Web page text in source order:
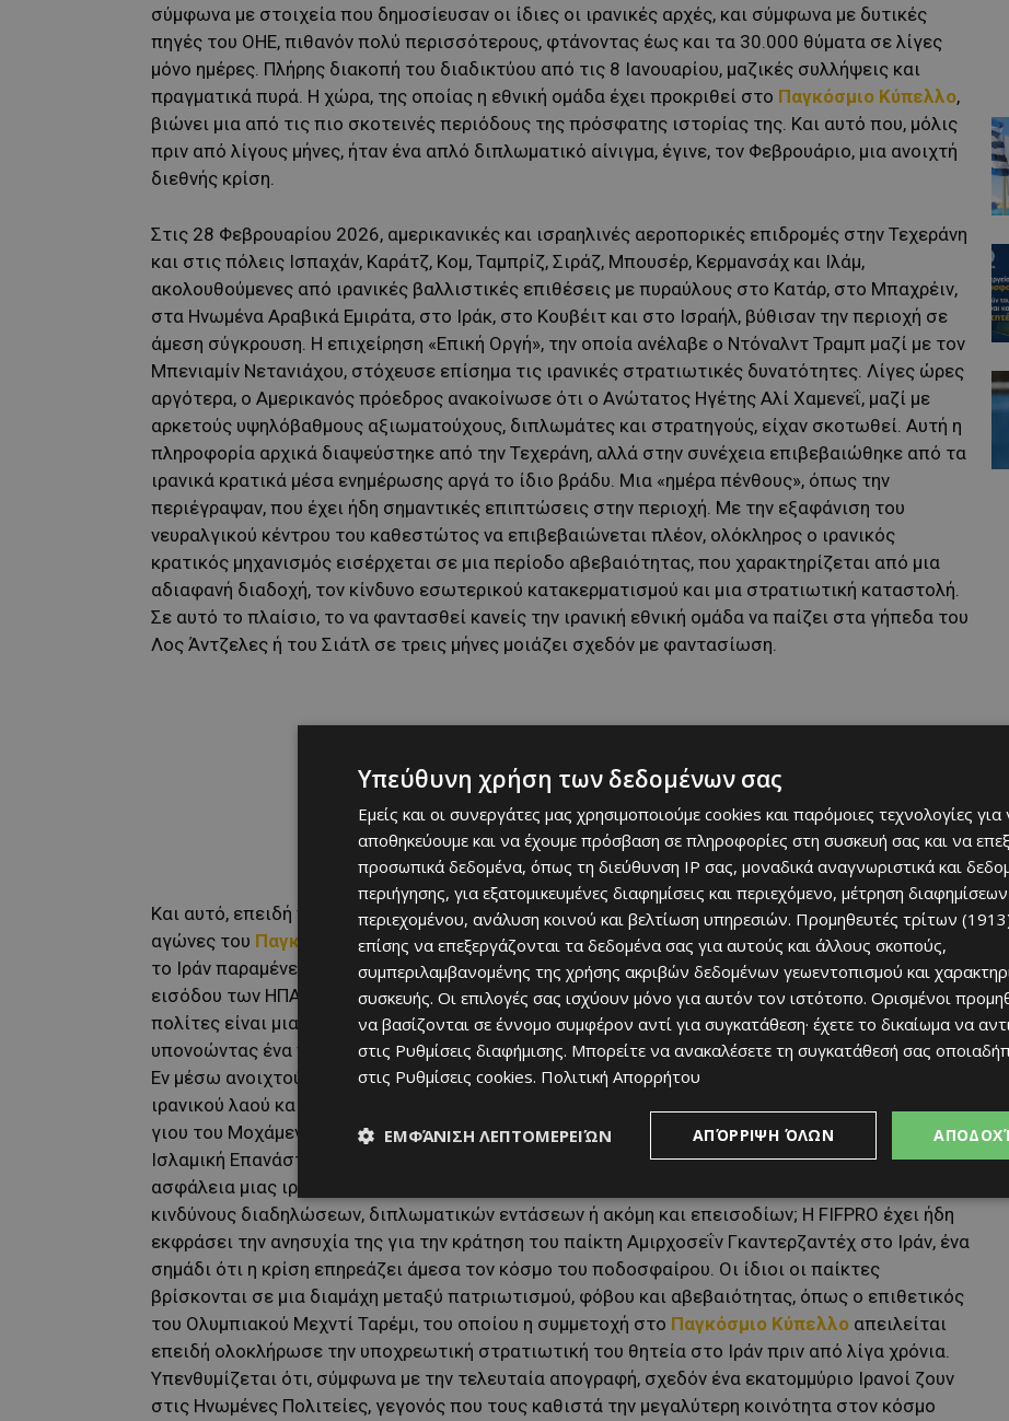
σύμφωνα με στοιχεία που δημοσίευσαν οι ίδιες οι ιρανικές αρχές, και σύμφωνα με δυτικές
πηγές του ΟΗΕ, πιθανόν πολύ περισσότερους, φτάνοντας έως και τα 30.000 θύματα σε λίγες
μόνο ημέρες. Πλήρης διακοπή του διαδικτύου από τις 8 Ιανουαρίου, μαζικές συλλήψεις και
πραγματικά πυρά. Η χώρα, της οποίας η εθνική ομάδα έχει προκριθεί στο Παγκόσμιο Κύπελλο,
βιώνει μια από τις πιο σκοτεινές περιόδους της πρόσφατης ιστορίας της. Και αυτό που, μόλις
πριν από λίγους μήνες, ήταν ένα απλό διπλωματικό αίνιγμα, έγινε, τον Φεβρουάριο, μια ανοιχτή
διεθνής κρίση.
Στις 28 Φεβρουαρίου 2026, αμερικανικές και ισραηλινές αεροπορικές επιδρομές στην Τεχεράνη
και στις πόλεις Ισπαχάν, Καράτζ, Κομ, Ταμπρίζ, Σιράζ, Μπουσέρ, Κερμανσάχ και Ιλάμ,
ακολουθούμενες από ιρανικές βαλλιστικές επιθέσεις με πυραύλους στο Κατάρ, στο Μπαχρέιν,
στα Ηνωμένα Αραβικά Εμιράτα, στο Ιράκ, στο Κουβέιτ και στο Ισραήλ, βύθισαν την περιοχή σε
άμεση σύγκρουση. Η επιχείρηση «Επική Οργή», την οποία ανέλαβε ο Ντόναλντ Τραμπ μαζί με τον
Μπενιαμίν Νετανιάχου, στόχευσε επίσημα τις ιρανικές στρατιωτικές δυνατότητες. Λίγες ώρες
αργότερα, ο Αμερικανός πρόεδρος ανακοίνωσε ότι ο Ανώτατος Ηγέτης Αλί Χαμενεΐ, μαζί με
αρκετούς υψηλόβαθμους αξιωματούχους, διπλωμάτες και στρατηγούς, είχαν σκοτωθεί. Αυτή η
πληροφορία αρχικά διαψεύστηκε από την Τεχεράνη, αλλά στην συνέχεια επιβεβαιώθηκε από τα
ιρανικά κρατικά μέσα ενημέρωσης αργά το ίδιο βράδυ. Μια «ημέρα πένθους», όπως την
περιέγραψαν, που έχει ήδη σημαντικές επιπτώσεις στην περιοχή. Με την εξαφάνιση του
νευραλγικού κέντρου του καθεστώτος να επιβεβαιώνεται πλέον, ολόκληρος ο ιρανικός
κρατικός μηχανισμός εισέρχεται σε μια περίοδο αβεβαιότητας, που χαρακτηρίζεται από μια
αδιαφανή διαδοχή, τον κίνδυνο εσωτερικού κατακερματισμού και μια στρατιωτική καταστολή.
Σε αυτό το πλαίσιο, το να φαντασθεί κανείς την ιρανική εθνική ομάδα να παίζει στα γήπεδα του
Λος Άντζελες ή του Σιάτλ σε τρεις μήνες μοιάζει σχεδόν με φαντασίωση.
Και αυτό, επειδή πρόκειται για την καρδιά του προβλήματος, δεδομένου ότι 78 από τους 104
αγώνες του Παγκοσμίου Κυπέλλου του 2026θα διεξαχθούν στις Ηνωμένες Πολιτείες. Ωστόσο,
το Ιράν παραμένει στον κατάλογο των χωρών που υπόκεινται σε αυστηρούς περιορισμούς
εισόδου των ΗΠΑ. Ακόμη και σε «κανονικές» εποχές, η απόκτηση βίζας για τους Ιρανούς
πολίτες είναι μια… δοκιμασία. Φήμες είχαν ήδη κυκλοφορήσει πριν από μερικούς μήνες,
υπονοώντας ένα πιθανό μποϊκοτάζ από την ιρανική αντιπροσωπεία της κλήρωσης των ομίλων.
Εν μέσω ανοιχτού πολέμου, με έναν Αμερικανό πρόεδρο να ζητά δημόσια «εξέγερση» του
ιρανικού λαού και να ανακοινώνει άμεσα την επιστροφή του Ρεζά Παχλαβί, του μεγαλύτερου
γιου του Μοχάμεντ Ρεζά Παχλαβί, του τελευταίου Σάχη του Ιράν που εκθρονίστηκε από την
Ισλαμική Επανάσταση το 1979, το ερώτημα ξεπερνά την απλή διοίκηση: πώς να εγγυηθούμε την
ασφάλεια μιας ιρανικής εθνικής ομάδας σε αμερικανικό έδαφος; Πώς να διαχειριστούμε τους
κινδύνους διαδηλώσεων, διπλωματικών εντάσεων ή ακόμη και επεισοδίων; Η FIFPRO έχει ήδη
εκφράσει την ανησυχία της για την κράτηση του παίκτη Αμιρχοσεΐν Γκαντερζαντέχ στο Ιράν, ένα
σημάδι ότι η κρίση επηρεάζει άμεσα τον κόσμο του ποδοσφαίρου. Οι ίδιοι οι παίκτες
βρίσκονται σε μια διαμάχη μεταξύ πατριωτισμού, φόβου και αβεβαιότητας, όπως ο επιθετικός
του Ολυμπιακού Μεχντί Ταρέμι, του οποίου η συμμετοχή στο Παγκόσμιο Κύπελλο απειλείται
επειδή ολοκλήρωσε την υποχρεωτική στρατιωτική του θητεία στο Ιράν πριν από λίγα χρόνια.
Υπενθυμίζεται ότι, σύμφωνα με την τελευταία απογραφή, σχεδόν ένα εκατομμύριο Ιρανοί ζουν
στις Ηνωμένες Πολιτείες, γεγονός που τους καθιστά την μεγαλύτερη κοινότητα στον κόσμο
Υπεύθυνη χρήση των δεδομένων σας
Εμείς και οι συνεργάτες μας χρησιμοποιούμε cookies και παρόμοιες τεχνολογίες για
αποθηκεύουμε και να έχουμε πρόσβαση σε πληροφορίες στη συσκευή σας και να
προσωπικά δεδομένα, όπως τη διεύθυνση IP σας, μοναδικά αναγνωριστικά και
περιήγησης, για εξατομικευμένες διαφημίσεις και περιεχόμενο, μέτρηση
περιεχομένου, ανάλυση κοινού και βελτίωση υπηρεσιών. Προμηθευτές τρίτων
επίσης να επεξεργάζονται τα δεδομένα σας για αυτούς και άλλους σκοπούς,
συμπεριλαμβανομένης της χρήσης ακριβών δεδομένων γεωεντοπισμού και
συσκευής. Οι επιλογές σας ισχύουν μόνο για αυτόν τον ιστότοπο. Ορισμένοι
να βασίζονται σε έννομο συμφέρον αντί για συγκατάθεση· έχετε το δικαίωμα να
στις Ρυθμίσεις διαφήμισης. Μπορείτε να ανακαλέσετε τη συγκατάθεσή σας
στις Ρυθμίσεις cookies. Πολιτική Απορρήτου
ΑΠΌΡΡΙΨΗ ΌΛΩΝ
ΕΜΦΆΝΙΣΗ ΛΕΠΤΟΜΕΡΕΙΏΝ